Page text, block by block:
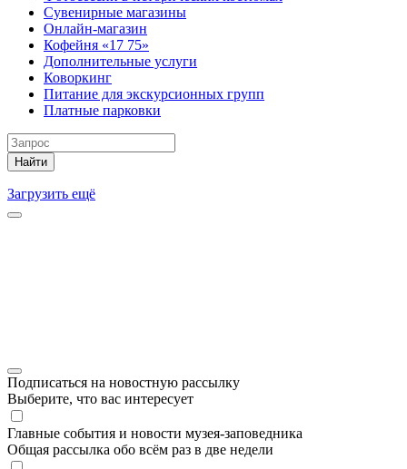
Сувенирные магазины
Онлайн-магазин
Кофейня «17 75»
Дополнительные услуги
Коворкинг
Питание для экскурсионных групп
Платные парковки
Найти
Загрузить ещё
Подписаться на новостную рассылку
Выберите, что вас интересует
Главные события и новости музея-заповедника
Общая рассылка обо всём раз в две недели